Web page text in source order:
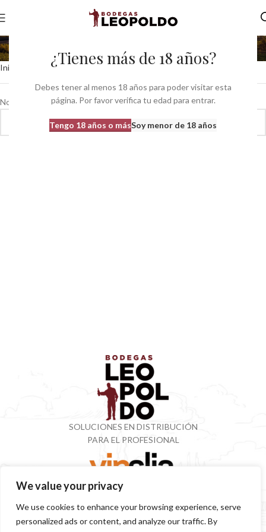
¿Tienes más de 18 años?
Debes tener al menos 18 años para poder visitar esta
página. Por favor verifica tu edad para entrar.
Tengo 18 años o másSoy menor de 18 años
We value your privacy
We use cookies to enhance your browsing experience, serve
personalized ads or content, and analyze our traffic. By
Hungría
Inicio Pais del producto Hungría
No se han encontrado productos que coincidan con tu selección.
SOLUCIONES EN DISTRIBUCIÓN
PARA EL PROFESIONAL
EN VINOS Y DESTILADOS